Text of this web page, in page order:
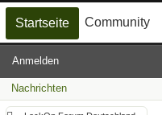
Startseite Community
Anmelden
Nachrichten